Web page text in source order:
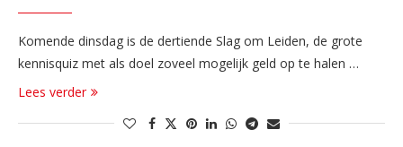
Komende dinsdag is de dertiende Slag om Leiden, de grote
kennisquiz met als doel zoveel mogelijk geld op te halen …
Lees verder